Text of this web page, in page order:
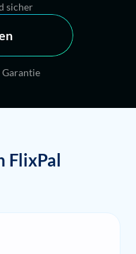
sicher
FlixPal